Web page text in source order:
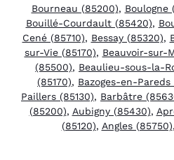
Bourneau (85200), Boulogne
Bouillé-Courdault (85420),
Cené (85710), Bessay (85320),
sur-Vie (85170), Beauvoir-sur-
(85500), Beaulieu-sous-la-
(85170), Bazoges-en-Pareds
Paillers (85130), Barbâtre
(85200), Aubigny (85430),
(85120), Angles (85750),